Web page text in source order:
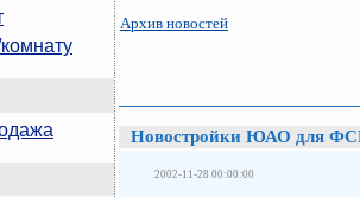
Архив новостей
Новостройки ЮАО для
2002-11-28 00:00:00